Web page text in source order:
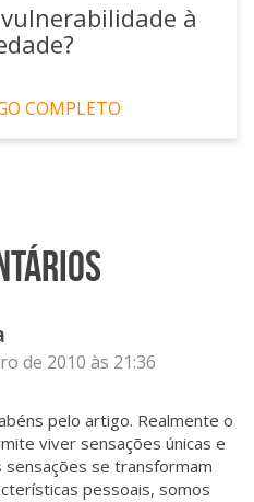
à
COMPLETO
de 2010 às 21:36
pelo artigo. Realmente o
viver sensações únicas e
sensações se transformam
pessoais, somos